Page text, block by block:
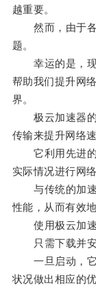
越重要。
然而，由于各
题。
幸运的是，现
帮助我们提升网
界。
极云加速器的
传输来提升网络速
它利用先进的
实际情况进行网络
与传统的加速
性能，从而有效
使用极云加速
只需下载并安
一旦启动，它
状况做出相应的优